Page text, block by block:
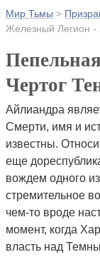
Строка
Мир Тьмы >
Железный Легион -
Чертог
Айлиандра
Смерти, имя и
известны.
еще
вождем одного
стремительное
чем-то вроде
момент, когда
власть над